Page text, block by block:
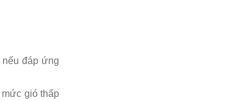
đáp ứng
gió thấp